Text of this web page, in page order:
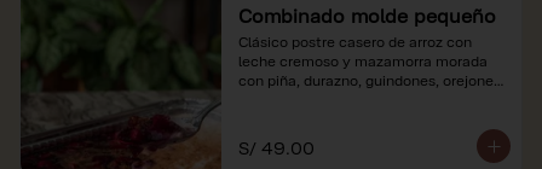
Combinado molde pequeño
Clásico postre casero de arroz con
leche cremoso y mazamorra morada
con piña, durazno, guindones, orejones
*Nuestros precios están expresados en
soles e incluyen impuestos de ley y
S/ 49.00